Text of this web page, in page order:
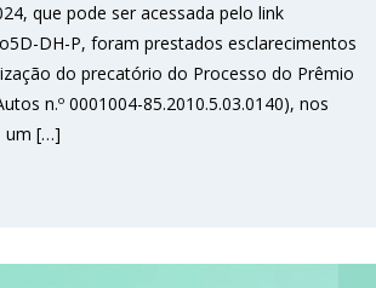
que pode ser acessada pelo link
DH-P, foram prestados esclarecimentos
do precatório do Processo do Prêmio
n.º 0001004-85.2010.5.03.0140), nos
um […]